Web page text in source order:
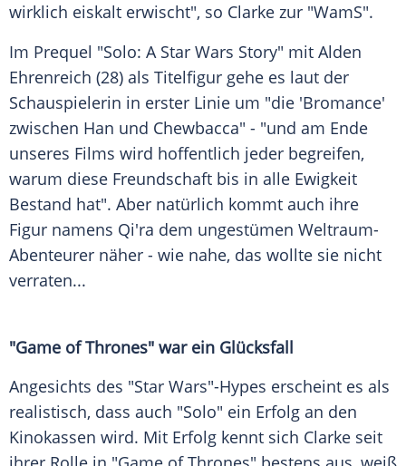
wirklich eiskalt erwischt", so Clarke zur "WamS".
Im Prequel "Solo: A Star Wars Story" mit Alden
Ehrenreich (28) als Titelfigur gehe es laut der
Schauspielerin in erster Linie um "die 'Bromance'
zwischen Han und Chewbacca" - "und am Ende
unseres Films wird hoffentlich jeder begreifen,
warum diese Freundschaft bis in alle Ewigkeit
Bestand hat". Aber natürlich kommt auch ihre
Figur namens Qi'ra dem ungestümen Weltraum-
Abenteurer näher - wie nahe, das wollte sie nicht
verraten...
"Game of Thrones" war ein Glücksfall
Angesichts des "Star Wars"-Hypes erscheint es als
realistisch, dass auch "Solo" ein Erfolg an den
Kinokassen wird. Mit Erfolg kennt sich Clarke seit